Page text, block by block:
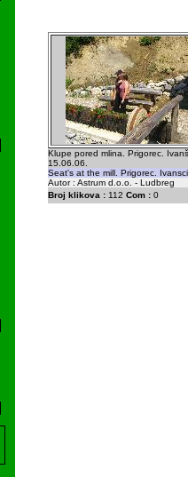
Klupe pored mlina. Prigorec.
15.06.06.
Seat's at the mill. Prigorec.
Autor : Astrum d.o.o. - Ludbreg
Broj klikova : 112 Com : 0